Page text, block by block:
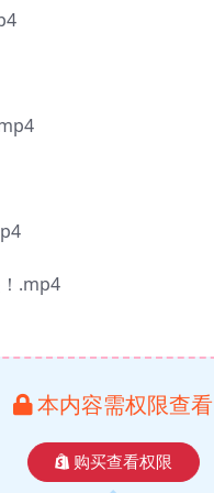
.mp4
本内容需权限查看
购买查看权限